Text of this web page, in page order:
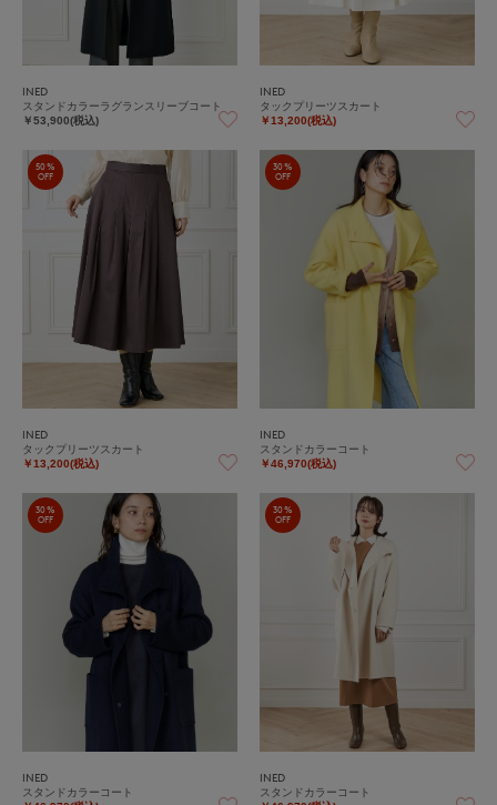
INED
スタンドカラーラグランスリーブコート
￥53,900(税込)
INED
タックプリーツスカート
￥13,200(税込)
50%
OFF
INED
タックプリーツスカート
￥13,200(税込)
30%
OFF
INED
スタンドカラーコート
￥46,970(税込)
30%
OFF
INED
スタンドカラーコート
30%
OFF
INED
スタンドカラーコート